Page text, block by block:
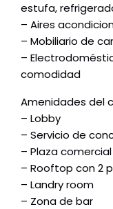
estufa,
– Aires
– Mobiliario de
–
comodidad
Amenidades del
– Lobby
– Servicio de
– Plaza comercial
– Rooftop con 2
– Landry room
– Zona de bar